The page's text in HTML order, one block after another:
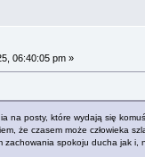
06:40:05 pm »
na posty, które wydają się
że czasem może człowieka
spokoju ducha jak